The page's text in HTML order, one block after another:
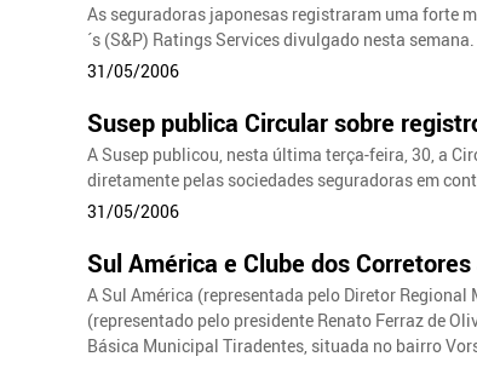
As seguradoras japonesas registraram uma forte
´s (S&P) Ratings Services divulgado nesta semana.
31/05/2006
Susep publica Circular sobre
A Susep publicou, nesta última terça-feira, 30, a
diretamente pelas sociedades seguradoras em
31/05/2006
Sul América e Clube dos
A Sul América (representada pelo Diretor
(representado pelo presidente Renato Ferraz de
Básica Municipal Tiradentes, situada no bairro